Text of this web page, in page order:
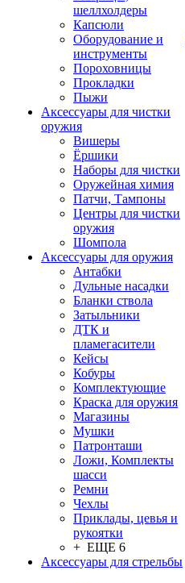
шеллхолдеры
Капсюли
Оборудование и
инструменты
Пороховницы
Прокладки
Пыжи
Аксессуары для чистки
оружия
Вишеры
Ёршики
Наборы для чистки
Оружейная химия
Патчи, Тампоны
Центры для чистки
оружия
Шомпола
Аксессуары для оружия
Антабки
Дульные насадки
Бланки ствола
Затыльники
ДТК и
пламегасители
Кейсы
Кобуры
Комплектующие
Краска для оружия
Магазины
Мушки
Патронташи
Ложи, Комплекты
шасси
Ремни
Чехлы
Приклады, цевья и
рукоятки
+ ЕЩЕ 6
Аксессуары для стрельбы